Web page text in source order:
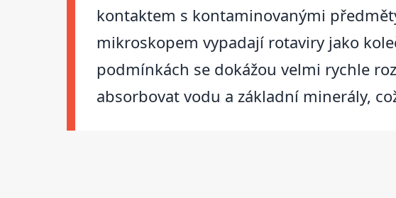
kontaktem s kontaminovanými
mikroskopem vypadají rotaviry jako
podmínkách se dokážou velmi rychle
absorbovat vodu a základní minerály,